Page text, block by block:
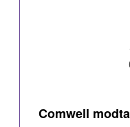
Comwell